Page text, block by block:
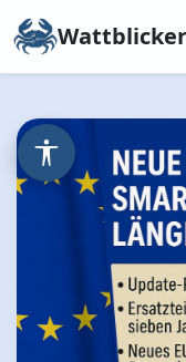
Wattblicker